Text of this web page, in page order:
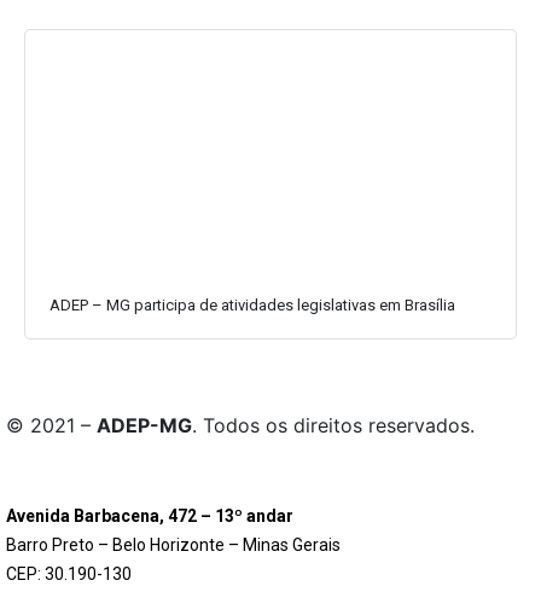
ADEP – MG participa de atividades legislativas em Brasília
© 2021 – ADEP-MG. Todos os direitos reservados.
Avenida Barbacena, 472 – 13º andar
Barro Preto – Belo Horizonte – Minas Gerais
CEP: 30.190-130